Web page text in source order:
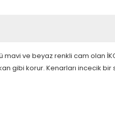
ve beyaz renkli cam olan
gibi korur. Kenarları incecik